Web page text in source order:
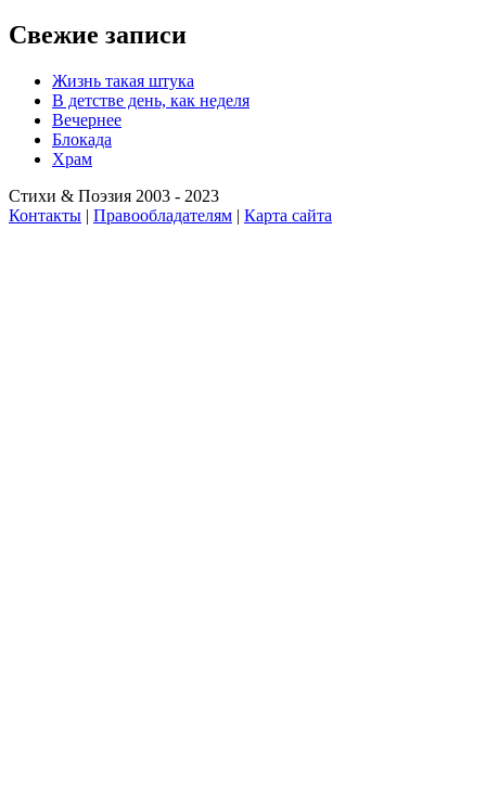
Свежие записи
Жизнь такая штука
В детстве день, как неделя
Вечернее
Блокада
Храм
Стихи & Поэзия 2003 - 2023
Контакты | Правообладателям | Карта сайта